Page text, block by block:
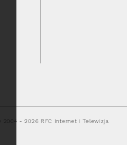
2004 - 2026 RFC Internet i Telewizja